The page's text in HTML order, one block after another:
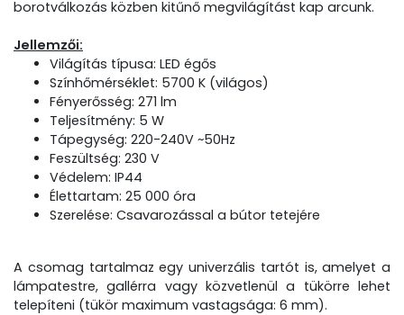
borotválkozás közben kitűnő megvilágítást kap arcunk.
Jellemzői:
Világítás típusa: LED égős
Színhőmérséklet: 5700 K (világos)
Fényerősség: 271 lm
Teljesítmény: 5 W
Tápegység: 220-240V ~50Hz
Feszültség: 230 V
Védelem: IP44
Élettartam: 25 000 óra
Szerelése: Csavarozással a bútor tetejére
A csomag tartalmaz egy univerzális tartót is, amelyet a
lámpatestre, gallérra vagy közvetlenül a tükörre lehet
telepíteni (tükör maximum vastagsága: 6 mm).